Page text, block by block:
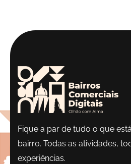
Fique a par de tudo o que
bairro. Todas as atividades,
experiências.